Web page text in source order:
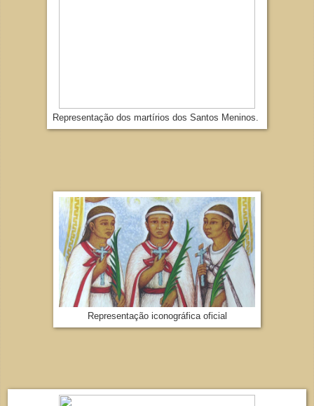
Representação dos martírios dos Santos Meninos.
Representação iconográfica oficial